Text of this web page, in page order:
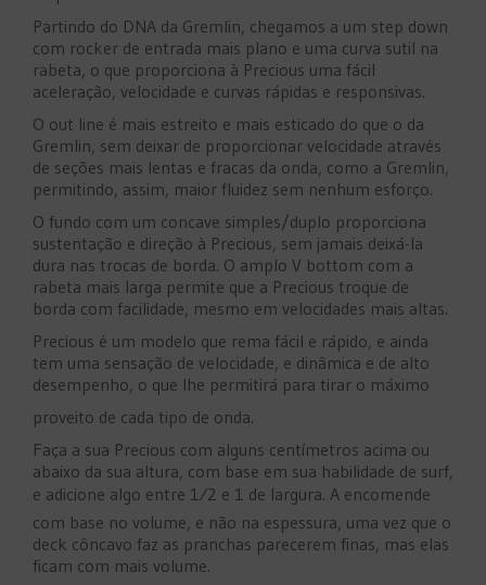
Partindo do DNA da Gremlin, chegamos a um step down
com rocker de entrada mais plano e uma curva sutil na
rabeta, o que ​​proporciona à Precious uma fácil
aceleração, velocidade e curvas rápidas e responsivas.
O out line é mais estreito e mais esticado do que o da
Gremlin, sem deixar de proporcionar velocidade através
de seções mais lentas e fracas da onda, como a Gremlin,
permitindo, assim, maior fluidez sem nenhum esforço.
O fundo com um concave simples/duplo proporciona
sustentação e direção à Precious, sem jamais deixá-la
dura nas trocas de borda. O amplo V bottom com a
rabeta mais larga permite que a Precious troque de
borda com facilidade, mesmo em velocidades mais altas.
Precious é um modelo que rema fácil e rápido, e ainda
tem uma sensação de velocidade, e dinâmica e de alto
desempenho, o que lhe permitirá para tirar o máximo
proveito de cada tipo de onda.
Faça a sua Precious com alguns centímetros acima ou
abaixo da sua altura, com base em sua habilidade de surf,
e adicione algo entre 1⁄2 e 1 de largura. A encomende
com base no volume, e não na espessura, uma vez que o
deck côncavo faz as pranchas parecerem finas, mas elas
ficam com mais volume.